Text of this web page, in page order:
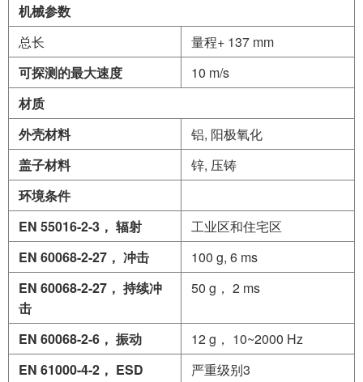
机械参数
总长
量程+ 137 mm
可探测的最大速度
10 m/s
材质
外壳材料
铝, 阳极氧化
盖子材料
锌, 压铸
环境条件
EN 55016-2-3 ， 辐射
工业区和住宅区
EN 60068-2-27 ， 冲击
100 g, 6 ms
EN 60068-2-27 ， 持续冲
击
50 g， 2 ms
EN 60068-2-6 ， 振动
12 g， 10~2000 Hz
EN 61000-4-2 ， ESD
严重级别3